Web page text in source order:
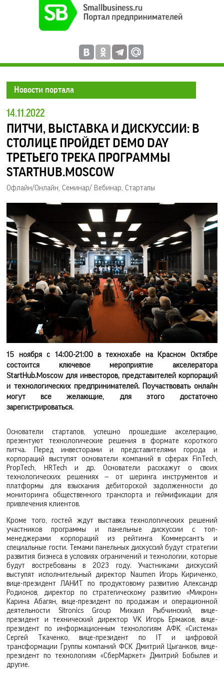
Новости портала
14.11.2022
ПИТЧИ, ВЫСТАВКА И ДИСКУССИИ: В
СТОЛИЦЕ ПРОЙДЕТ DEMO DAY
ТРЕТЬЕГО ТРЕКА ПРОГРАММЫ
STARTHUB.MOSCOW
Офлайн/Онлайн Семинар/ Вебинар Стартапы
15 ноября с 14:00-21:00 в технохабе на Красном Октябре
состоится ключевое мероприятие акселератора
StartHub.Moscow для инвесторов, представителей корпораций
и технологических предпринимателей. Поучаствовать онлайн
могут все желающие, для этого достаточно
зарегистрироваться.
Основатели стартапов, успешно прошедшие акселерацию,
презентуют технологические решения в формате короткого
питча. Перед инвесторами и представителями города и
корпораций выступят основатели компаний в сферах FinTech,
PropTech, HRTech и др. Основатели расскажут о своих
технологических решениях — от шеринга инструментов и
платформы для взыскания дебиторской задолженности до
мониторинга общественного транспорта и геймификации для
привлечения клиентов.
Кроме того, гостей ждут выставка технологических решений
участников программы и панельные дискуссии с топ-
менеджерами корпораций из рейтинга Коммерсантъ и
специальные гости. Темами панельных дискуссий будут стратегии
развития бизнеса в условиях ограничений и технологии, которые
будут востребованы в 2023 году. Участниками дискуссий
выступят исполнительный директор Naumen Игорь Кириченко,
вице-президент ЛАНИТ по продуктовому развитию Александр
Родионов, директор по стратегическому развитию «Микрон»
Карина Абагян, вице-президент по продажам и операционной
деятельности Sitronics Group Михаил Рыбчинский, вице-
президент и технический директор VK Игорь Ермаков, вице-
президент по информационным технологиям АФК «Система»
Сергей Ткаченко, вице-президент по IT и цифровой
трансформации Группы компаний ФСК Дмитрий Цыганков, вице-
президент по технологиям «СберМаркет» Дмитрий Бобылев и
другие.